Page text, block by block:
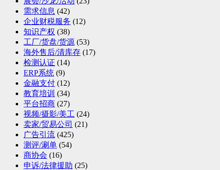
需求信息 (42)
企业财税服务 (12)
知识产权 (38)
工厂/货盘/货源 (53)
海外售后/清库存 (17)
检测认证 (14)
ERP系统 (9)
金融支付 (12)
教育培训 (34)
平台招商 (27)
视频/摄影/美工 (24)
卖家/贸易公司 (21)
广告引流 (425)
测评/涮单 (54)
商协会 (16)
申诉/法律援助 (25)